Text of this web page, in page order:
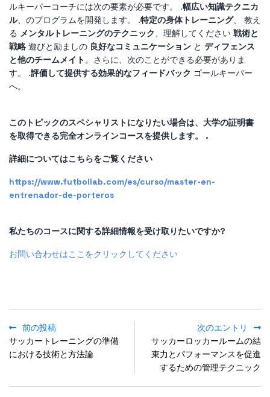
ルキーパーコーチには次の要素が必要です。 .幅広い知識テクニカ
ル、のプログラムを開発します。 .特定の身体トレーニング、 教え
る メンタルトレーニングのテクニック、理解してください 戦術と
戦略 遊びと励ましの 良好なコミュニケーション と ディフェンス
と他のチームメイト。さらに、次のことができる必要がありま
す。 .評価して提供する効果的なフィードバック ゴールキーパー
へ。
このトピックのスペシャリストになりたい場合は、大学の証明書
を取得できる完全オンラインコースを提供します。 .
詳細についてはこちらをご覧ください
https://www.futbollab.com/es/curso/master-en-
entrenador-de-porteros
私たちのコースに関する詳細情報を受け取りたいですか?
お問い合わせはここをクリックしてください
前の投稿
サッカートレーニングの準備
における技術と方法論
次のエントリ
サッカーロッカールームの結
束力とパフォーマンスを促進
するための管理テクニック